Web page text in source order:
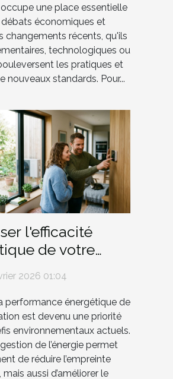
une place essentielle
débats économiques et
changements récents, qu'ils
technologiques ou
les pratiques et
nouveaux standards. Pour...
l'efficacité
de votre
pour un futur
2026 01:04
performance énergétique de
est devenu une priorité
environnementaux actuels.
de l’énergie permet
de réduire l’empreinte
aussi d’améliorer le